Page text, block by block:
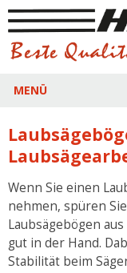
MENÜ
Wenn Sie einen
nehmen, spüren
Laubsägebögen
gut in der Hand.
Stabilität beim